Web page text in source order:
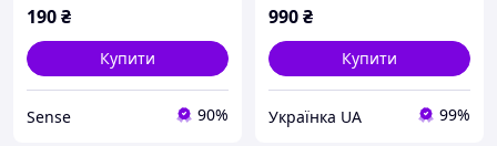
190₴
Купити
Sense 90%
990₴
Купити
Українка UA 99%